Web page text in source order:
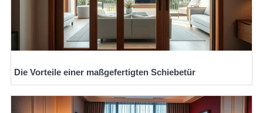
Die Vorteile einer maßgefertigten Schiebetür